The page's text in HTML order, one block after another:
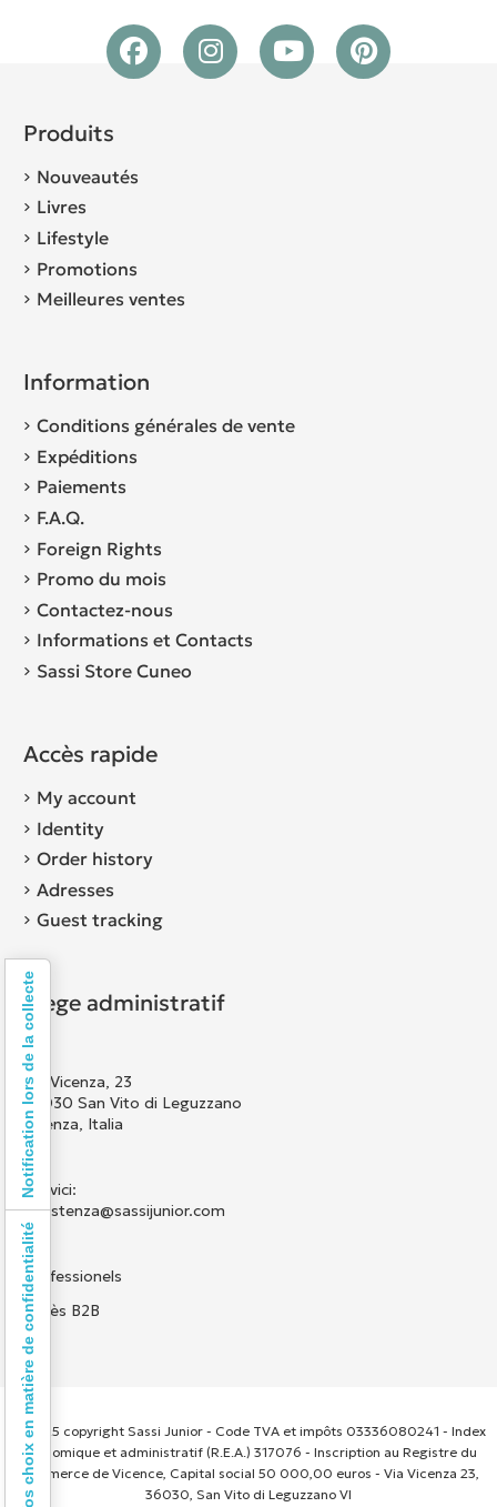
Produits
Nouveautés
Livres
Lifestyle
Promotions
Meilleures ventes
Information
Conditions générales de vente
Expéditions
Paiements
F.A.Q.
Foreign Rights
Promo du mois
Contactez-nous
Informations et Contacts
Sassi Store Cuneo
Accès rapide
My account
Identity
Order history
Adresses
Guest tracking
Siège administratif
Via Vicenza, 23
36030 San Vito di Leguzzano
Vicenza, Italia
Scrivici:
assistenza@sassijunior.com
Professionels
Accès B2B
© 2025 copyright Sassi Junior - Code TVA et impôts 03336080241 - Index
économique et administratif (R.E.A.) 317076 - Inscription au Registre du
Commerce de Vicence, Capital social 50 000,00 euros - Via Vicenza 23,
36030, San Vito di Leguzzano VI
Vos choix en matière de confidentialité
Notification lors de la collecte